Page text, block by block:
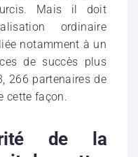
Mais il doit
ordinaire
notamment à un
de succès plus
266 partenaires de
cette façon.
de la